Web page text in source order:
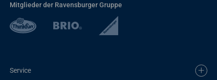
Mitglieder der Ravensburger Gruppe
Service